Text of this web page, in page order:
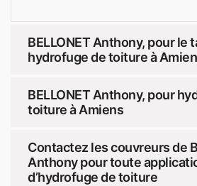
BELLONET Anthony, pour le
hydrofuge de toiture à
BELLONET Anthony, pour
toiture à Amiens
Contactez les couvreurs de
Anthony pour toute
d’hydrofuge de toiture